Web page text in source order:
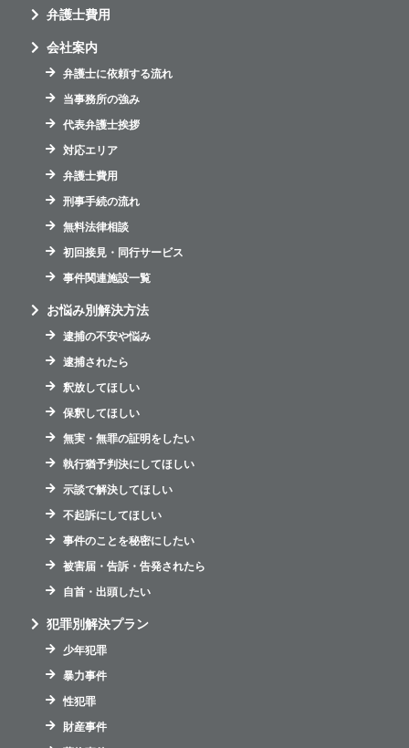
弁護士費用
会社案内
弁護士に依頼する流れ
当事務所の強み
代表弁護士挨拶
対応エリア
弁護士費用
刑事手続の流れ
無料法律相談
初回接見・同行サービス
事件関連施設一覧
お悩み別解決方法
逮捕の不安や悩み
逮捕されたら
釈放してほしい
保釈してほしい
無実・無罪の証明をしたい
執行猶予判決にしてほしい
示談で解決してほしい
不起訴にしてほしい
事件のことを秘密にしたい
被害届・告訴・告発されたら
自首・出頭したい
犯罪別解決プラン
少年犯罪
暴力事件
性犯罪
財産事件